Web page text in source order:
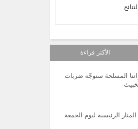
الأكثر قراءة
المسلحة ستوجّه ضربات
الرئيسية ليوم الجمعة